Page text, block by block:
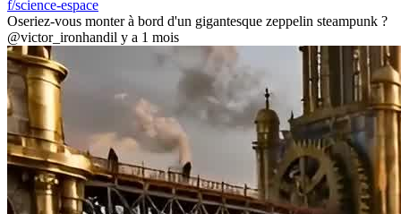
f/science-espace
Oseriez-vous monter à bord d'un gigantesque zeppelin steampunk ?
@victor_ironhandil y a 1 mois